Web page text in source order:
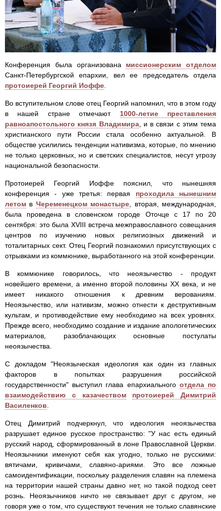
Конференция была организована миссионерским отделом
Санкт-Петербургской епархии, вел ее председатель отдела
протоиерей Георгий Иоффе.
Во вступительном слове отец Георгий напомнил, что в этом году
в нашей стране отмечают 1000-летие преставления
равноапостольного князя Владимира, и в связи с этим тема
христианского пути России стала особенно актуальной. В
обществе усилились тенденции нативизма, которые, по мнению
не только церковных, но и светских специалистов, несут угрозу
национальной безопасности.
Протоиерей Георгий Иоффе пояснил, что нынешняя
конференция - уже третья: первая проходила нынешним
летом в Череменецком монастыре, вторая, международная,
была проведена в словенском городе Оточце с 17 по 20
сентября: это была XVIII встреча межправославного совещания
центров по изучению новых религиозных движений и
тоталитарных сект. Отец Георгий познакомил присутствующих с
отрывками из коммюнике, выработанного на этой конференции.
В коммюнике говорилось, что неоязычество - продукт
новейшего времени, а именно второй половины ХХ века, и не
имеет никакого отношения к древним верованиям.
Неоязычество, или нативизм, можно отнести к деструктивным
культам, и противодействие ему необходимо на всех уровнях.
Прежде всего, необходимо создание и издание апологетических
материалов, разоблачающих основные постулаты
неоязычества.
С докладом "Неоязыческая идеология как один из главных
факторов в попытках разрушения российской
государственности" выступил глава епархиального отдела по
взаимодействию с казачеством
протоиерей Димитрий
Василенков.
Отец Димитрий подчеркнул, что идеология неоязычества
разрушает единое русское пространство: "У нас есть единый
русский народ, сформированный в лоне Православной Церкви.
Неоязычники именуют себя как угодно, только не русскими:
вятичами, кривичами, славяно-ариями. Это все ложные
самоидентификации, поскольку разделения славян на племена
на территории нашей страны давно нет, но такой подход сеет
рознь. Неоязычников ничто не связывает друг с другом, не
говоря уже о том, что существуют течения не только славянские